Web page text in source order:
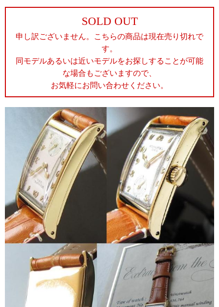
SOLD OUT
申し訳ございません。こちらの商品は現在売り切れで
す。
同モデルあるいは近いモデルをお探しすることが可能
な場合もございますので、
お気軽にお問い合わせください。